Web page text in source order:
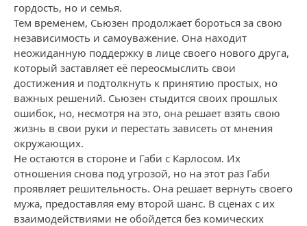
гордость, но и семья.
Тем временем, Сьюзен продолжает бороться за свою
независимость и самоуважение. Она находит
неожиданную поддержку в лице своего нового друга,
который заставляет её переосмыслить свои
достижения и подтолкнуть к принятию простых, но
важных решений. Сьюзен стыдится своих прошлых
ошибок, но, несмотря на это, она решает взять свою
жизнь в свои руки и перестать зависеть от мнения
окружающих.
Не остаются в стороне и Габи с Карлосом. Их
отношения снова под угрозой, но на этот раз Габи
проявляет решительность. Она решает вернуть своего
мужа, предоставляя ему второй шанс. В сценах с их
взаимодействиями не обойдется без комических